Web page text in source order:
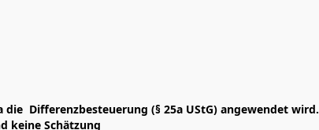
Differenzbesteuerung (§ 25a UStG) angewendet wird.